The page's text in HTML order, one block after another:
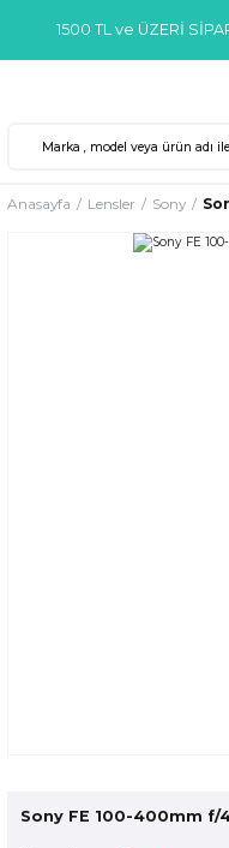
1500 TL ve ÜZERİ
Anasayfa Lensler Sony
Sony FE 100-400mm f/